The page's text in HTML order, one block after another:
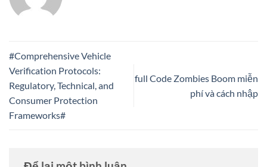
#Comprehensive Vehicle
Verification Protocols:
Regulatory, Technical, and
Consumer Protection
Frameworks#
full Code Zombies Boom miễn
phí và cách nhập